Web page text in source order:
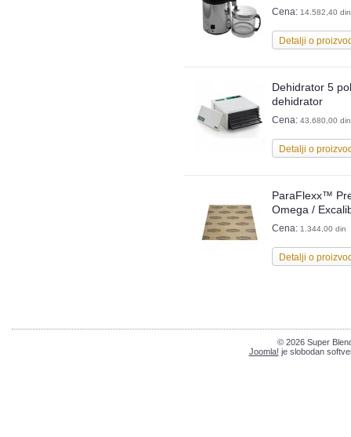
Cena: 14.582,40 din
Detalji o
Dehidrator 5
dehidrator
Cena: 43.680,00 din
Detalji o
ParaFlexx™
Omega /
Cena: 1.344,00 din
Detalji o
© 2026 Super
Joomla! je slobodan